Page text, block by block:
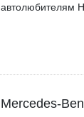
автолюбителям
Mercedes-